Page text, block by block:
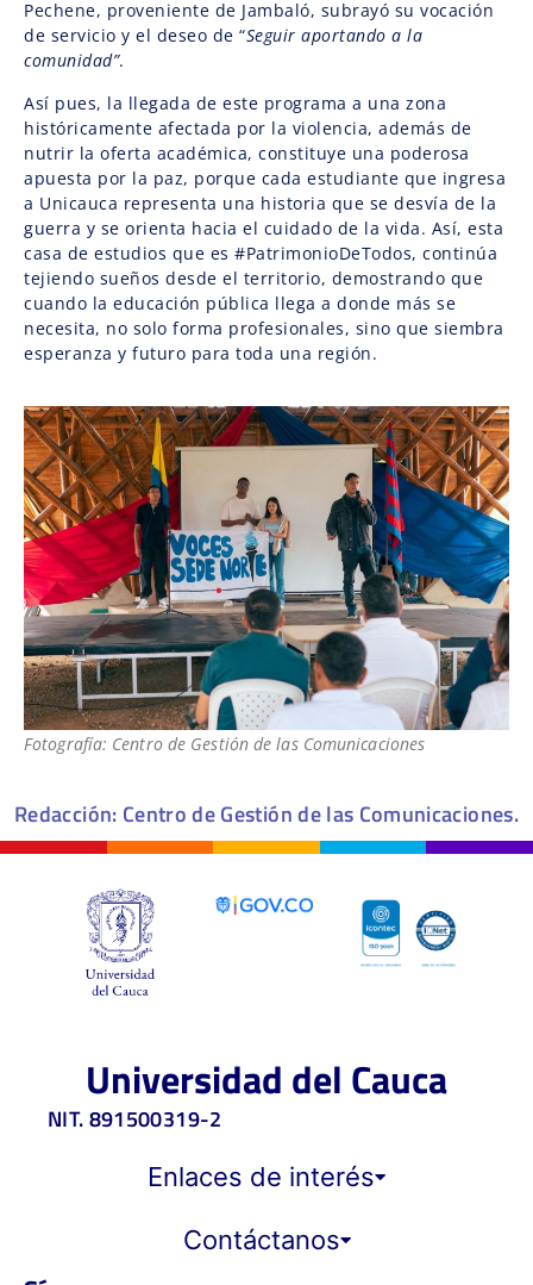
Pechene, proveniente de Jambaló, subrayó su vocación
de servicio y el deseo de “Seguir aportando a la
comunidad”.
Así pues, la llegada de este programa a una zona
históricamente afectada por la violencia, además de
nutrir la oferta académica, constituye una poderosa
apuesta por la paz, porque cada estudiante que ingresa
a Unicauca representa una historia que se desvía de la
guerra y se orienta hacia el cuidado de la vida. Así, esta
casa de estudios que es #PatrimonioDeTodos, continúa
tejiendo sueños desde el territorio, demostrando que
cuando la educación pública llega a donde más se
necesita, no solo forma profesionales, sino que siembra
esperanza y futuro para toda una región.
Fotografía: Centro de Gestión de las Comunicaciones
Redacción: Centro de Gestión de las Comunicaciones.
Universidad del Cauca
NIT. 891500319-2
Enlaces de interés
Contáctanos